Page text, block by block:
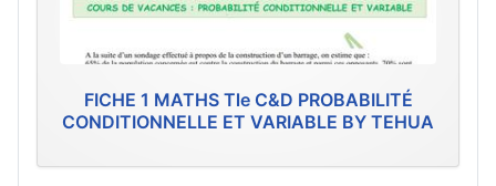
FICHE 1 MATHS Tle C&D PROBABILITÉ
CONDITIONNELLE ET VARIABLE BY TEHUA